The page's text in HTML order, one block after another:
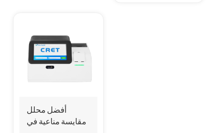
أفضل محلل
مقايسة مناعية في